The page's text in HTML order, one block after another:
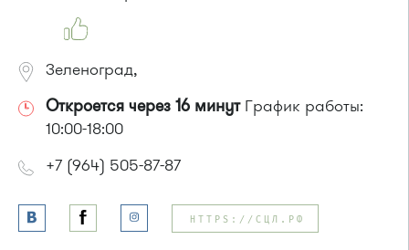
Зеленоград,
Откроется через 16 минутГрафик работы:
10:00-18:00
+7 (964) 505-87-87
HTTPS://СЦЛ.РФ